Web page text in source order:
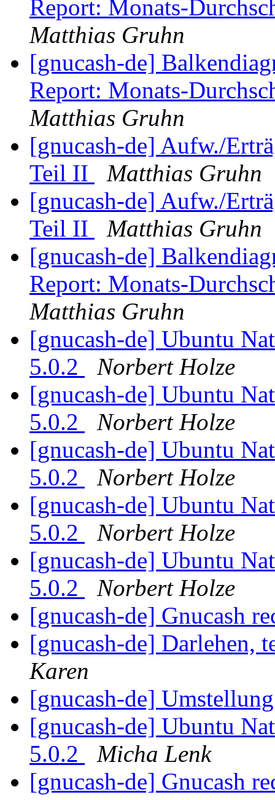
Report: Monats-
Matthias Gruhn
[gnucash-de]
Report: Monats-
Matthias Gruhn
[gnucash-de] Aufw./
Teil II
Matthias Gruhn
[gnucash-de] Aufw./
Teil II
Matthias Gruhn
[gnucash-de]
Report: Monats-
Matthias Gruhn
[gnucash-de] Ubuntu
5.0.2
Norbert Holze
[gnucash-de] Ubuntu
5.0.2
Norbert Holze
[gnucash-de] Ubuntu
5.0.2
Norbert Holze
[gnucash-de] Ubuntu
5.0.2
Norbert Holze
[gnucash-de] Ubuntu
5.0.2
Norbert Holze
[gnucash-de] Gnucash
[gnucash-de] Darlehen,
Karen
[gnucash-de]
[gnucash-de] Ubuntu
5.0.2
Micha Lenk
[gnucash-de] Gnucash